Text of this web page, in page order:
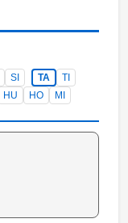
SI TA
TI
HU HO MI